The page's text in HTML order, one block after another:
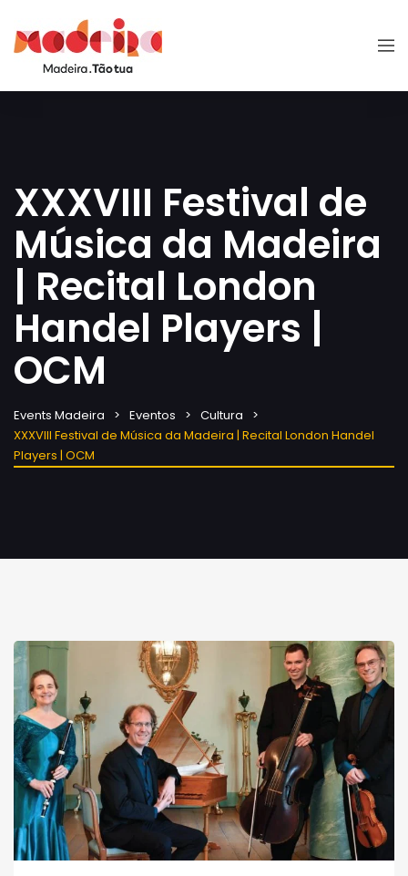
XXXVIII Festival de
Música da Madeira
| Recital London
Handel Players |
OCM
Events Madeira Eventos
Cultura
XXXVIII Festival de Música da Madeira | Recital London Handel
Players | OCM